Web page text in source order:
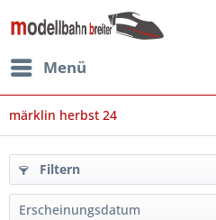
Menü
märklin herbst 24
Filtern